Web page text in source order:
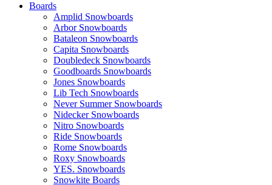
Boards
Amplid Snowboards
Arbor Snowboards
Bataleon Snowboards
Capita Snowboards
Doubledeck Snowboards
Goodboards Snowboards
Jones Snowboards
Lib Tech Snowboards
Never Summer Snowboards
Nidecker Snowboards
Nitro Snowboards
Ride Snowboards
Rome Snowboards
Roxy Snowboards
YES. Snowboards
Snowkite Boards